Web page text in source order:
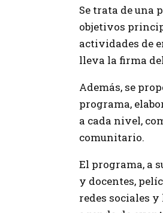
Se trata de una
objetivos
actividades de
lleva la firma
Además, se
programa,
a cada nivel,
comunitario.
El programa, a
y docentes,
redes sociales